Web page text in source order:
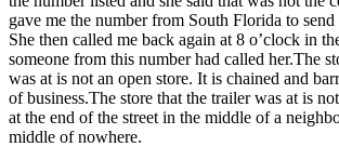
gave me the number from South Florida to send
She then called me back again at 8 o’clock in
someone from this number had called her.The
was at is not an open store. It is chained and
of business.The store that the trailer was at is
at the end of the street in the middle of a
middle of nowhere.